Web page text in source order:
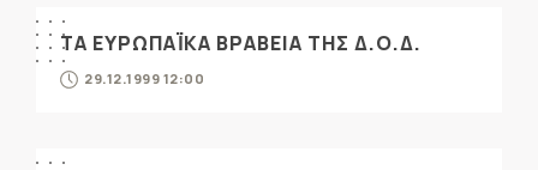
ΤΑ ΕΥΡΩΠΑΪΚΑ ΒΡΑΒΕΙΑ ΤΗΣ Δ.Ο.Δ.
29.12.1999 12:00